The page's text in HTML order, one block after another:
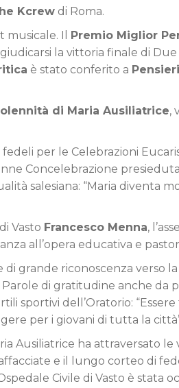
Kcrew di Roma.
Il Premio Miglior
la vittoria finale di
è stato conferito a
di Maria Ausiliatrice,
per le Celebrazioni
Concelebrazione
salesiana: “Maria diventa
Vasto Francesco Menna,
all’opera educativa e
grande riconoscenza verso la
di gratitudine anche da
sportivi dell’Oratorio:
per i giovani di tutta la
Ausiliatrice ha attraversato
e il lungo corteo di
Civile di Vasto è stata